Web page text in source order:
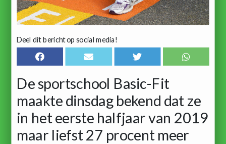
Deel dit bericht op social media!
De sportschool Basic-Fit
maakte dinsdag bekend dat ze
in het eerste halfjaar van 2019
maar liefst 27 procent meer